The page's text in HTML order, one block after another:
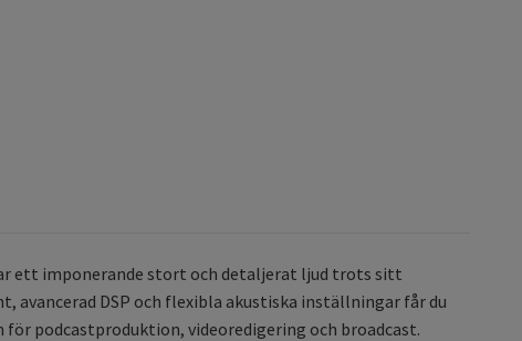
ett imponerande stort och detaljerat ljud trots sitt
avancerad DSP och flexibla akustiska inställningar får du
podcastproduktion, videoredigering och broadcast.